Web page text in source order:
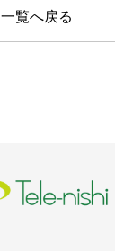
一覧へ戻る